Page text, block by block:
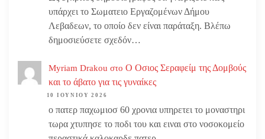
υπάρχει το Σωματειο Εργαζομένων Δήμου
Λεβαδεων, το οποίο δεν είναι παράταξη. Βλέπω
δημοσιεύσετε σχεδόν…
Myriam Drakou στο Ο Οσιος Σεραφείμ της Δομβούς
και το άβατο για τις γυναίκες
10 ΙΟΥΝΊΟΥ 2026
ο πατερ παχωμιοσ 60 χρονια υπηρετει το μοναστηρι
τωρα χτυπησε το ποδι του και ειναι στο νοσοκομείο